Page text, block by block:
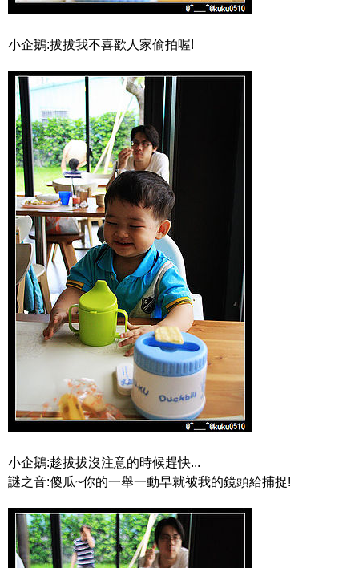
小企鵝:拔拔我不喜歡人家偷拍喔!
小企鵝:趁拔拔沒注意的時候趕快...
謎之音:傻瓜~你的一舉一動早就被我的鏡頭給捕捉!